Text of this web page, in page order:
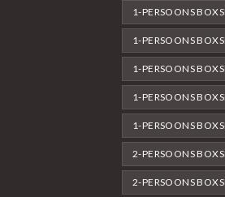
1-PERSOONS
1-PERSOONS
1-PERSOONS
1-PERSOONS
1-PERSOONS
2-PERSOONS
2-PERSOONS